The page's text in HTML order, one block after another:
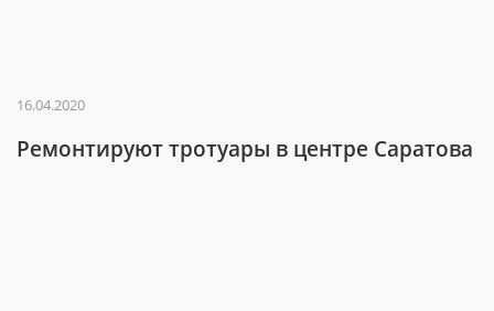
16.04.2020
Ремонтируют тротуары в центре Саратова